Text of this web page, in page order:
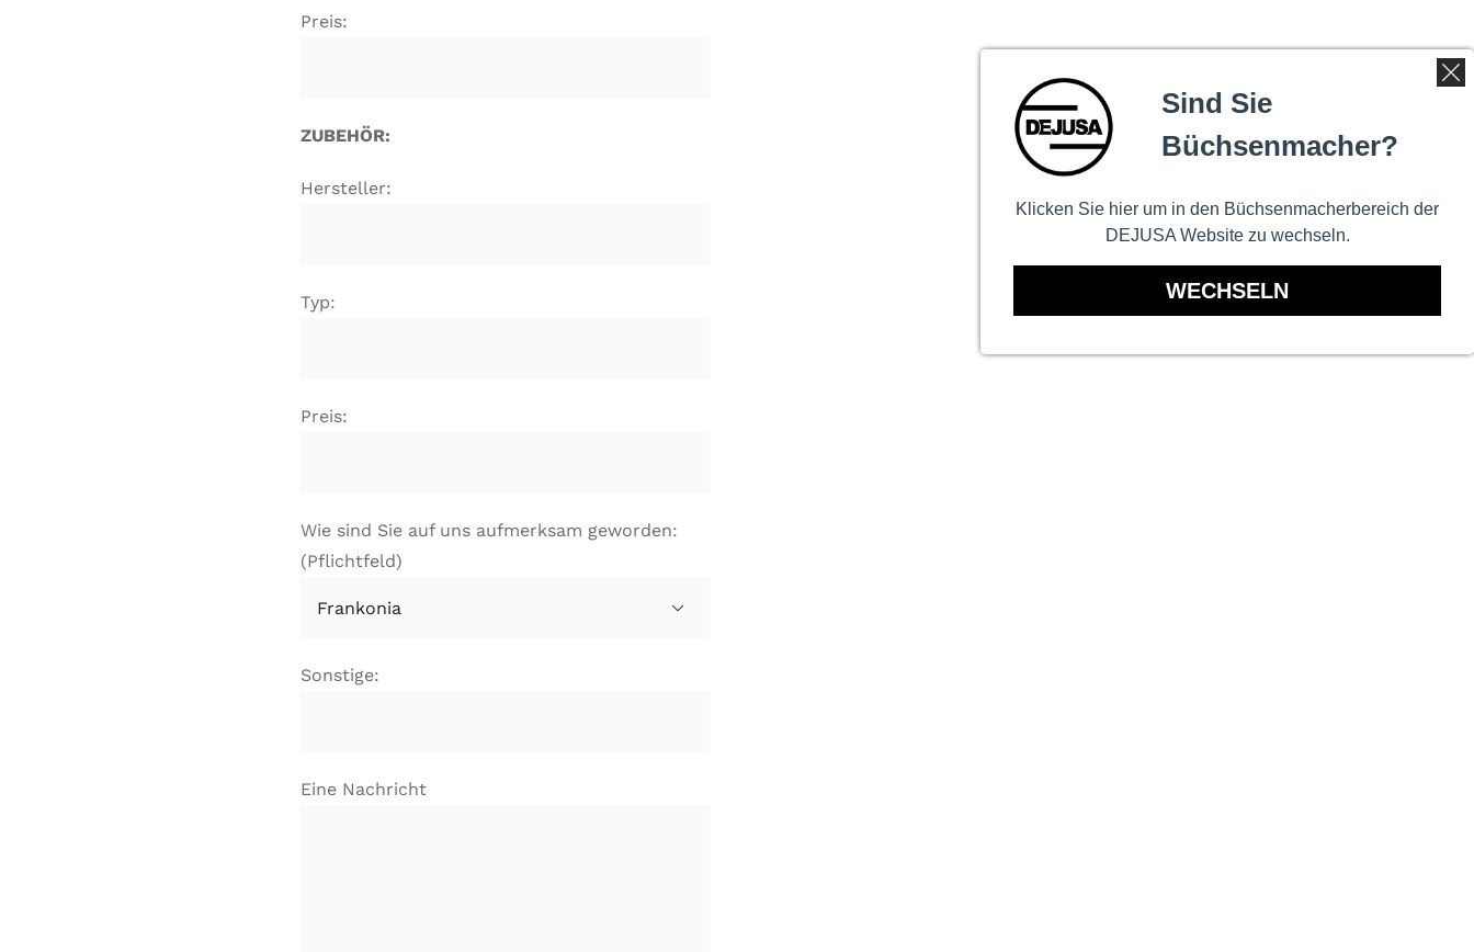
Preis:
ZUBEHÖR:
Hersteller:
Typ:
Preis:
Wie sind Sie auf uns aufmerksam geworden:
(Pflichtfeld)

Sonstige:
Eine Nachricht
Sind Sie
Büchsenmacher?
Klicken Sie hier um in den Büchsenmacherbereich der
DEJUSA Website zu wechseln.
WECHSELN